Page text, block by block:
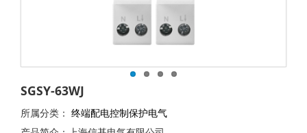
SGSY-63WJ
所属分类： 终端配电控制保护电气